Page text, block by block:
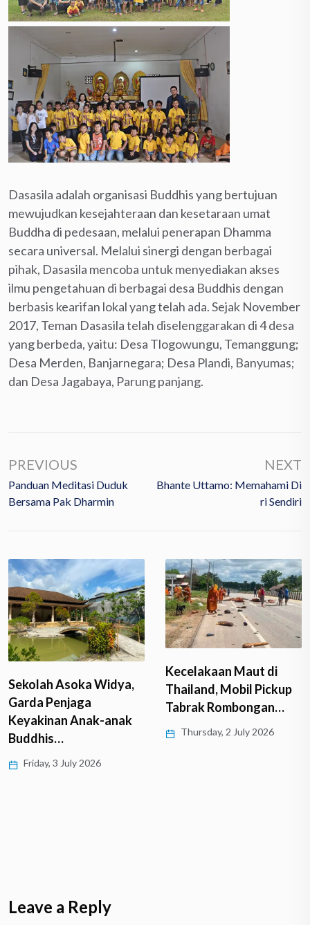
Dasasila adalah organisasi Buddhis yang bertujuan
mewujudkan kesejahteraan dan kesetaraan umat
Buddha di pedesaan, melalui penerapan Dhamma
secara universal. Melalui sinergi dengan berbagai
pihak, Dasasila mencoba untuk menyediakan akses
ilmu pengetahuan di berbagai desa Buddhis dengan
berbasis kearifan lokal yang telah ada. Sejak November
2017, Teman Dasasila telah diselenggarakan di 4 desa
yang berbeda, yaitu: Desa Tlogowungu, Temanggung;
Desa Merden, Banjarnegara; Desa Plandi, Banyumas;
dan Desa Jagabaya, Parung panjang.
PREVIOUS
Panduan Meditasi Duduk
Bersama Pak Dharmin
NEXT
Bhante Uttamo: Memahami Di
Ri Sendiri
Sekolah Asoka Widya,
Garda Penjaga
Keyakinan Anak-anak
Buddhis…
Friday, 3 July 2026
Kecelakaan Maut di
Thailand, Mobil Pickup
Tabrak Rombongan…
Thursday, 2 July 2026
Leave a Reply